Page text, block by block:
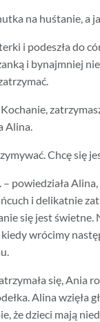
na huśtanie, a
i podeszła do
i bynajmniej
Alina.
Chcę się
powiedziała
i delikatnie
się jest świetne.
wrócimy
się, Ania
Alina wzięła
że dzieci mają